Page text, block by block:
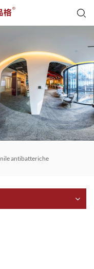
antibatteriche